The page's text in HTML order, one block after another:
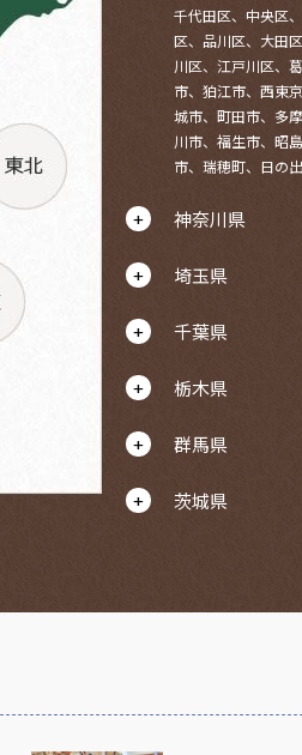
千代田区、中央区
区、品川区、大田
川区、江戸川区、
市、狛江市、西東
城市、町田市、多
川市、福生市、昭
市、瑞穂町、日の
神奈川県
埼玉県
千葉県
栃木県
群馬県
茨城県